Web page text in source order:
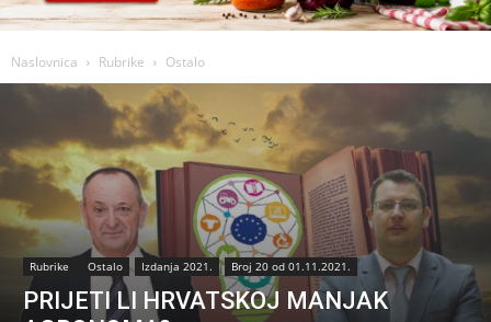
Naslovnica Rubrike Ostalo
Rubrike Ostalo Izdanja 2021. Broj 20 od 01.11.2021.
PRIJETI LI HRVATSKOJ MANJAK